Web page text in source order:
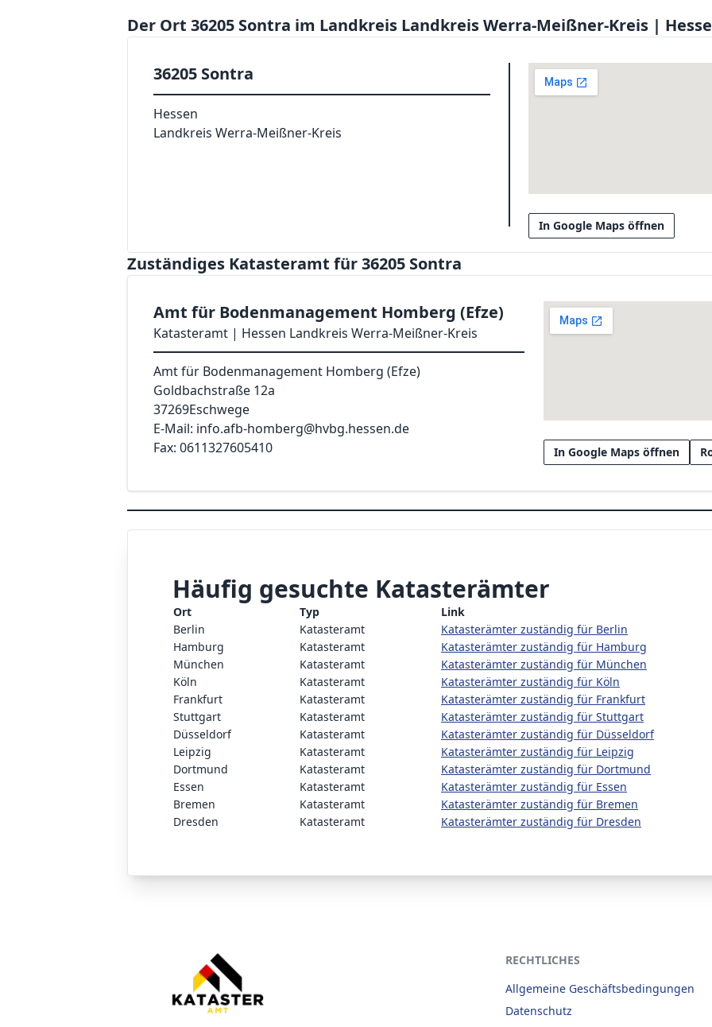
Der Ort 36205 Sontra im Landkreis Landkreis Werra-Meißner-Kreis |
36205 Sontra
Hessen
Landkreis Werra-Meißner-Kreis
In Google Maps öffnen
Zuständiges Katasteramt für 36205 Sontra
Amt für Bodenmanagement Homberg (Efze)
Katasteramt | Hessen Landkreis Werra-Meißner-Kreis
Amt für Bodenmanagement Homberg (Efze)
Goldbachstraße 12a
37269Eschwege
E-Mail: info.afb-homberg@hvbg.hessen.de
Fax: 0611327605410
In Google Maps öffnen
Häufig gesuchte Katasterämter
Ort Typ
Link
Berlin
Katasteramt
Katasterämter zuständig für Berlin
Hamburg
Katasteramt
Katasterämter zuständig für Hamburg
München
Katasteramt
Katasterämter zuständig für München
Köln
Katasteramt
Katasterämter zuständig für Köln
Frankfurt
Katasteramt
Katasterämter zuständig für Frankfurt
Stuttgart
Katasteramt
Katasterämter zuständig für Stuttgart
Düsseldorf
Katasteramt
Katasterämter zuständig für Düsseldorf
Leipzig
Katasteramt
Katasterämter zuständig für Leipzig
Dortmund
Katasteramt
Katasterämter zuständig für Dortmund
Essen
Katasteramt
Katasterämter zuständig für Essen
Bremen
Katasteramt
Katasterämter zuständig für Bremen
Dresden
Katasteramt Katasterämter zuständig für Dresden
RECHTLICHES
Allgemeine Geschäftsbedingungen
Datenschutz